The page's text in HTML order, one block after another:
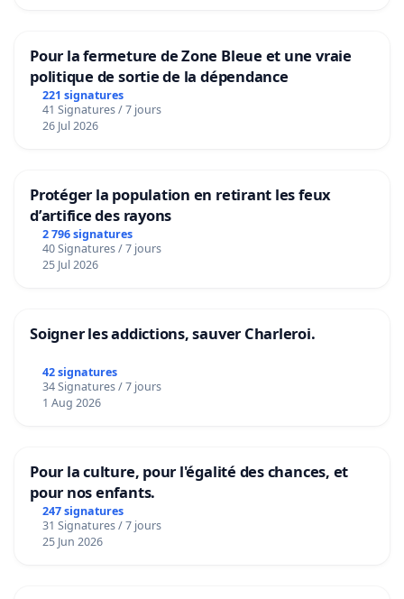
Pour la fermeture de Zone Bleue et une vraie
politique de sortie de la dépendance
221 signatures
41 Signatures / 7 jours
26 Jul 2026
Protéger la population en retirant les feux
d’artifice des rayons
2 796 signatures
40 Signatures / 7 jours
25 Jul 2026
Soigner les addictions, sauver Charleroi.
42 signatures
34 Signatures / 7 jours
1 Aug 2026
Pour la culture, pour l'égalité des chances, et
pour nos enfants.
247 signatures
31 Signatures / 7 jours
25 Jun 2026